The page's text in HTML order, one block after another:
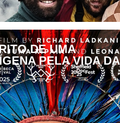
DE UMA
PELA VIDA DA